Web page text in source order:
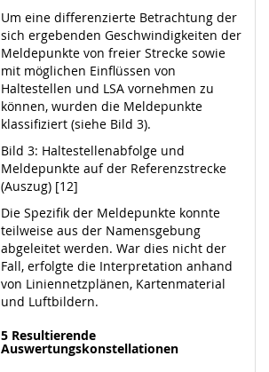
Um eine differenzierte Betrachtung der
sich ergebenden Geschwindigkeiten der
Meldepunkte von freier Strecke sowie
mit möglichen Einflüssen von
Haltestellen und LSA vornehmen zu
können, wurden die Meldepunkte
klassifiziert (siehe Bild 3).
Bild 3: Haltestellenabfolge und
Meldepunkte auf der Referenzstrecke
(Auszug) [12]
Die Spezifik der Meldepunkte konnte
teilweise aus der Namensgebung
abgeleitet werden. War dies nicht der
Fall, erfolgte die Interpretation anhand
von Liniennetzplänen, Kartenmaterial
und Luftbildern.
5 Resultierende
Auswertungskonstellationen